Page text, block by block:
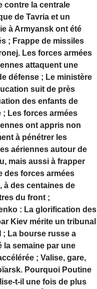
contre la centrale
de Tavria et un
à Armyansk ont été
; Frappe de missiles
Les forces armées
attaquent une
défense ; Le ministère
suit de près
des enfants de
; Les forces armées
ont appris non
à pénétrer les
aériennes autour de
mais aussi à frapper
des forces armées
à des centaines de
du front ;
: La glorification des
Kiev mérite un tribunal
; La bourse russe a
la semaine par une
; Valise, gare,
Pourquoi Poutine
t-il une fois de plus